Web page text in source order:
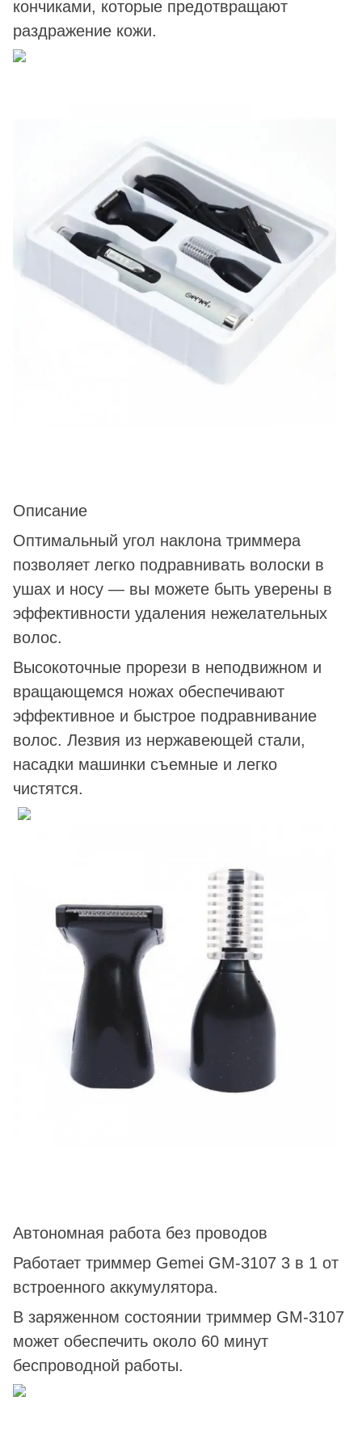
кончиками, которые предотвращают
раздражение кожи.
Описание
Оптимальный угол наклона триммера
позволяет легко подравнивать волоски в
ушах и носу — вы можете быть уверены в
эффективности удаления нежелательных
волос.
Высокоточные прорези в неподвижном и
вращающемся ножах обеспечивают
эффективное и быстрое подравнивание
волос. Лезвия из нержавеющей стали,
насадки машинки съемные и легко
чистятся.
Автономная работа без проводов
Работает триммер Gemei GM-3107 3 в 1 от
встроенного аккумулятора.
В заряженном состоянии триммер GM-3107
может обеспечить около 60 минут
беспроводной работы.